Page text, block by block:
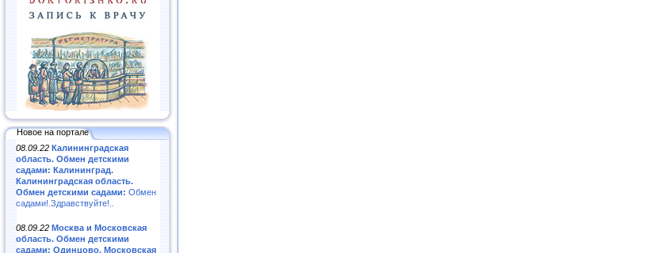
Новое на портале
08.09.22 Калининградская
область. Обмен детскими
садами: Калининград.
Калининградская область.
Обмен детскими садами: Обмен
садами!.Здравствуйте!..
08.09.22 Москва и Московская
область. Обмен детскими
садами: Одинцово. Московская